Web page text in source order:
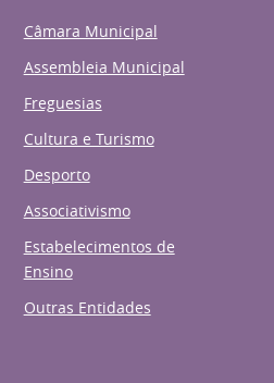
Câmara Municipal
Assembleia Municipal
Freguesias
Cultura e Turismo
Desporto
Associativismo
Estabelecimentos de
Ensino
Outras Entidades